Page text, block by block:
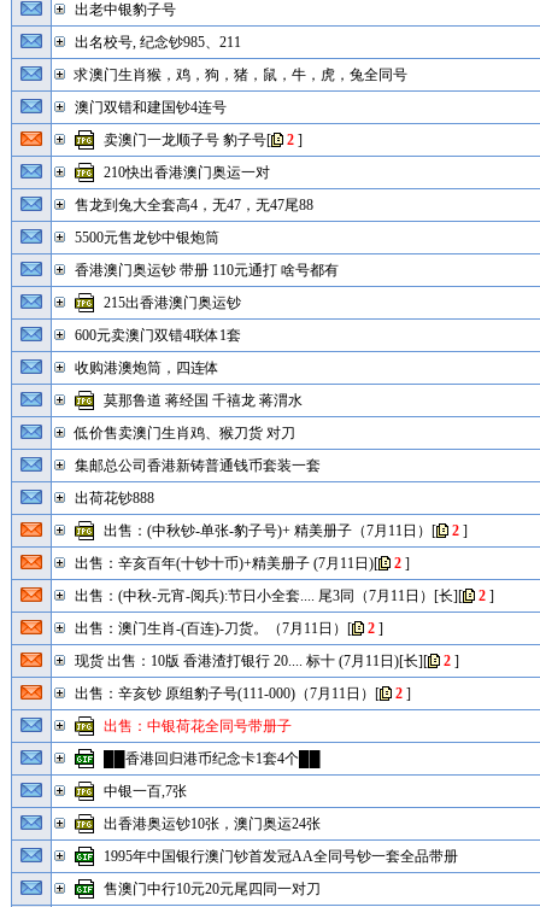
出老中银豹子号
出名校号, 纪念钞985、211
求澳门生肖猴，鸡，狗，猪，鼠，牛，虎，兔全同号
澳门双错和建国钞4连号
卖澳门一龙顺子号 豹子号[ 2]
210快出香港澳门奥运一对
售龙到兔大全套高4，无47，无47尾88
5500元售龙钞中银炮筒
香港澳门奥运钞 带册 110元通打 啥号都有
215出香港澳门奥运钞
600元卖澳门双错4联体1套
收购港澳炮筒，四连体
莫那鲁道 蒋经国 千禧龙 蒋渭水
低价售卖澳门生肖鸡、猴刀货 对刀
集邮总公司香港新铸普通钱币套装一套
出荷花钞888
出售：(中秋钞-单张-豹子号)+ 精美册子（7月11日） [ 2]
出售：辛亥百年(十钞十币)+精美册子 (7月11日)[ 2]
出售：(中秋-元宵-阅兵):节日小全套.... 尾3同（7月11日）[长][ 2]
出售：澳门生肖-(百连)-刀货。（7月11日） [ 2]
现货 出售：10版 香港渣打银行 20.... 标十 (7月11日)[长][ 2]
出售：辛亥钞 原组豹子号(111-000)（7月11日） [ 2]
出售：中银荷花全同号带册子
██香港回归港币纪念卡1套4个██
中银一百,7张
出香港奥运钞10张，澳门奥运24张
1995年中国银行澳门钞首发冠AA全同号钞一套全品带册
售澳门中行10元20元尾四同一对刀